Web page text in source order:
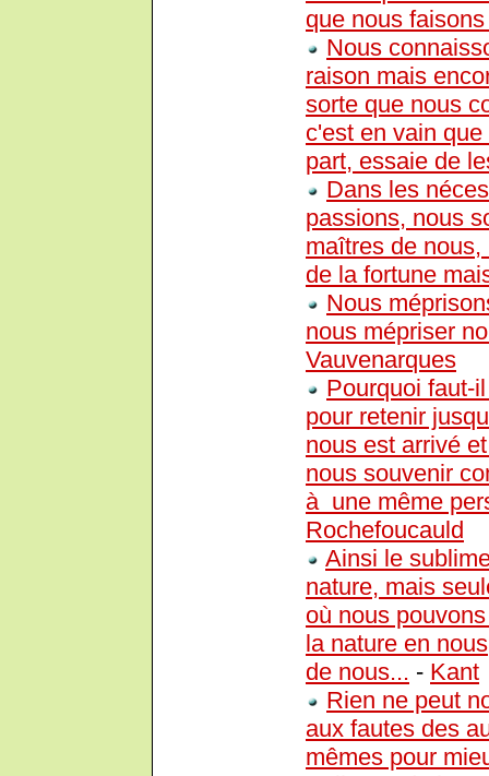
que nous
Nous
raison mais
sorte que nous
c'est en vain
part, essaie de
Dans les
passions, nous
maîtres de
de la fortune
Nous
nous mépriser
Vauvenarques
Pourquoi faut-
pour retenir
nous est arrivé
nous souvenir
à une même
Rochefoucauld
Ainsi le
nature, mais
où nous
la nature en
de nous... - Kant
Rien ne peut
aux fautes des
mêmes pour